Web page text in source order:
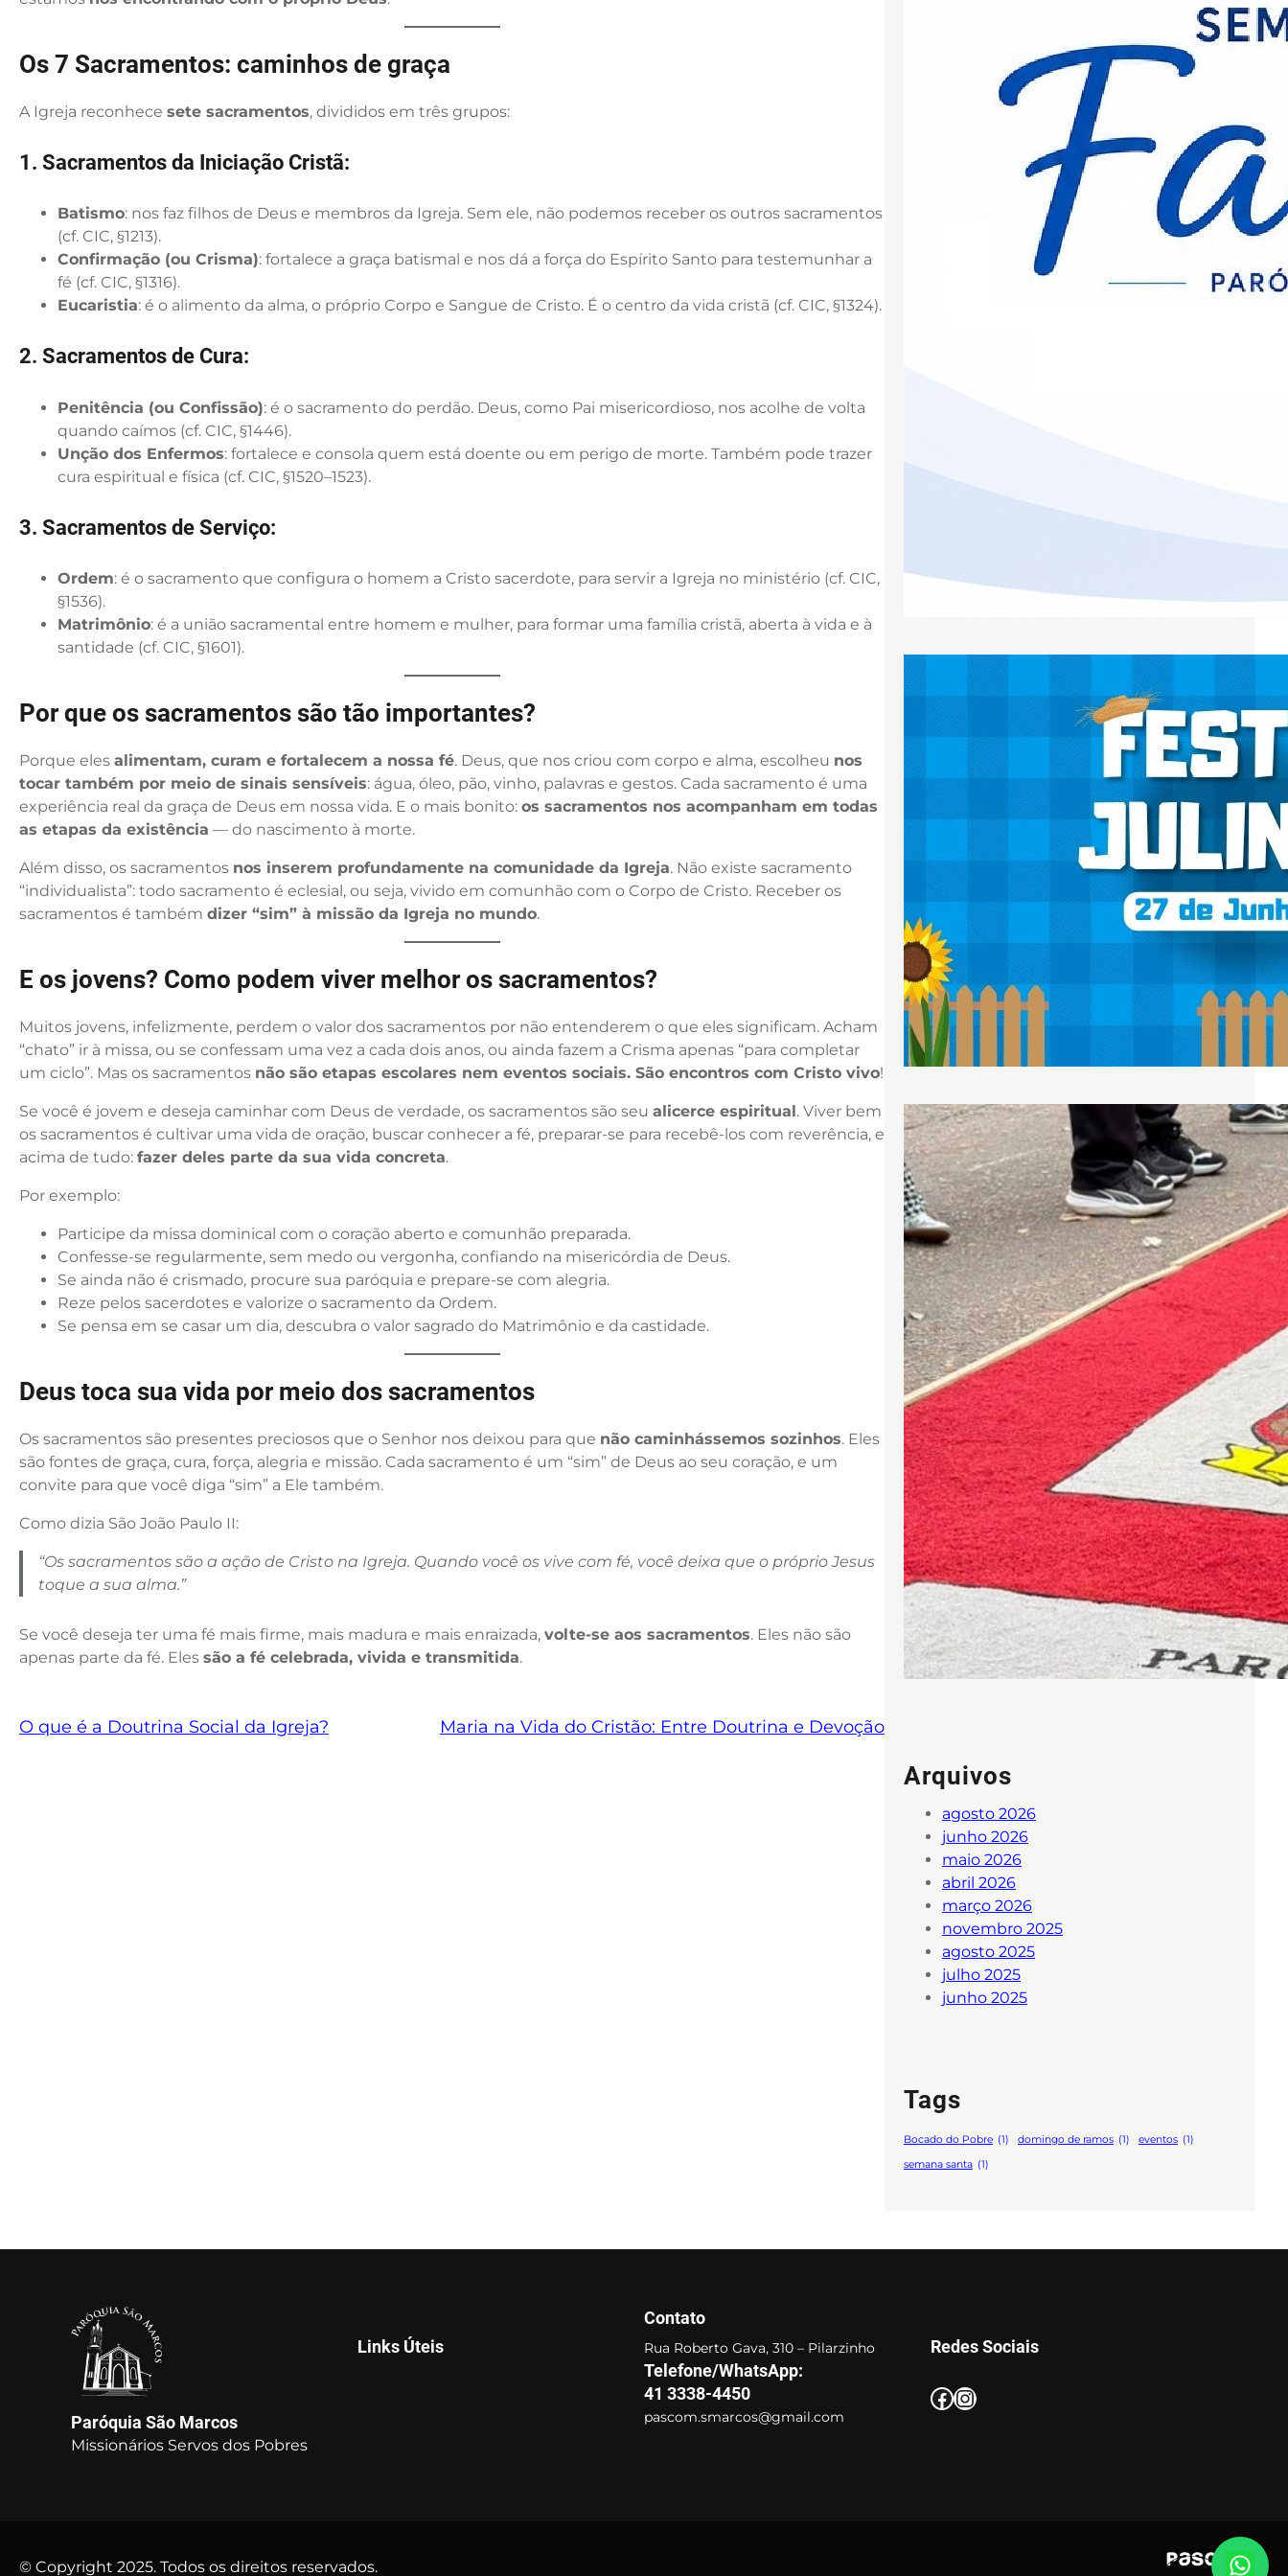
Os 7 Sacramentos: caminhos de graça
A Igreja reconhece sete sacramentos, divididos em três grupos:
1. Sacramentos da Iniciação Cristã:
Batismo: nos faz filhos de Deus e membros da Igreja. Sem ele, não podemos receber os outros sacramentos
(cf. CIC, §1213).
Confirmação (ou Crisma): fortalece a graça batismal e nos dá a força do Espírito Santo para testemunhar a
fé (cf. CIC, §1316).
Eucaristia: é o alimento da alma, o próprio Corpo e Sangue de Cristo. É o centro da vida cristã (cf. CIC, §1324).
2. Sacramentos de Cura:
Penitência (ou Confissão): é o sacramento do perdão. Deus, como Pai misericordioso, nos acolhe de volta
quando caímos (cf. CIC, §1446).
Unção dos Enfermos: fortalece e consola quem está doente ou em perigo de morte. Também pode trazer
cura espiritual e física (cf. CIC, §1520–1523).
3. Sacramentos de Serviço:
Ordem: é o sacramento que configura o homem a Cristo sacerdote, para servir a Igreja no ministério (cf. CIC,
§1536).
Matrimônio: é a união sacramental entre homem e mulher, para formar uma família cristã, aberta à vida e à
santidade (cf. CIC, §1601).
Por que os sacramentos são tão importantes?
Porque eles alimentam, curam e fortalecem a nossa fé. Deus, que nos criou com corpo e alma, escolheu nos
tocar também por meio de sinais sensíveis: água, óleo, pão, vinho, palavras e gestos. Cada sacramento é uma
experiência real da graça de Deus em nossa vida. E o mais bonito: os sacramentos nos acompanham em todas
as etapas da existência — do nascimento à morte.
Além disso, os sacramentos nos inserem profundamente na comunidade da Igreja. Não existe sacramento
“individualista”: todo sacramento é eclesial, ou seja, vivido em comunhão com o Corpo de Cristo. Receber os
sacramentos é também dizer “sim” à missão da Igreja no mundo.
E os jovens? Como podem viver melhor os sacramentos?
Muitos jovens, infelizmente, perdem o valor dos sacramentos por não entenderem o que eles significam. Acham
“chato” ir à missa, ou se confessam uma vez a cada dois anos, ou ainda fazem a Crisma apenas “para completar
um ciclo”. Mas os sacramentos não são etapas escolares nem eventos sociais. São encontros com Cristo vivo!
Se você é jovem e deseja caminhar com Deus de verdade, os sacramentos são seu alicerce espiritual . Viver bem
os sacramentos é cultivar uma vida de oração, buscar conhecer a fé, preparar-se para recebê-los com reverência, e
acima de tudo: fazer deles parte da sua vida concreta.
Por exemplo:
Participe da missa dominical com o coração aberto e comunhão preparada.
Confesse-se regularmente, sem medo ou vergonha, confiando na misericórdia de Deus.
Se ainda não é crismado, procure sua paróquia e prepare-se com alegria.
Reze pelos sacerdotes e valorize o sacramento da Ordem.
Se pensa em se casar um dia, descubra o valor sagrado do Matrimônio e da castidade.
Deus toca sua vida por meio dos sacramentos
Os sacramentos são presentes preciosos que o Senhor nos deixou para que não caminhássemos sozinhos. Eles
são fontes de graça, cura, força, alegria e missão. Cada sacramento é um “sim” de Deus ao seu coração, e um
convite para que você diga “sim” a Ele também.
Como dizia São João Paulo II:
“Os sacramentos são a ação de Cristo na Igreja. Quando você os vive com fé, você deixa que o próprio Jesus
toque a sua alma.”
Se você deseja ter uma fé mais firme, mais madura e mais enraizada, volte-se aos sacramentos. Eles não são
apenas parte da fé. Eles são a fé celebrada, vivida e transmitida.
O que é a Doutrina Social da Igreja? Maria na Vida do Cristão: Entre Doutrina e Devoção
promovidas pela Pastoral Familiar e
incluem celebrações, palestras,
momentos de oração e
convivência, além de ações
preparatórias nas comunidades. A
abertura solene das atividades será
conduzida pela Arquidiocese de
Curitiba no…
Paróquia São Marcos promove festa
junina no dia 27 de junho
A Paróquia São Marcos se prepara
para celebrar mais uma festa
junina. A confraternização será
realizada no dia 27 de junho, a partir
das 16h, reunindo famílias,
paroquianos e moradores do
Pilarzinho em uma tarde de
convivência, fé e celebração. A
programação será dedicada aos
santos juninos Santo Antônio, São
João Batista e São Pedro,…
Paróquia São Marcos vive Corpus
Christi com celebração da Eucaristia e
participação nos tapetes da cidade
Diante de Jesus Eucarístico, os fiéis
da Paróquia São Marcos iniciaram a
Solenidade de Corpus Christi
vivendo um intenso momento de
oração e comunhão com o
Santíssimo Sacramento. A
celebração teve início na manhã de
4 de junho, na igreja matriz, com a
Santa Missa presidida pelo padre
Leandro Pereira, que conduziu os
presentes a…
Arquivos
agosto 2026
junho 2026
maio 2026
abril 2026
março 2026
novembro 2025
agosto 2025
julho 2025
junho 2025
Tags
Bocado do Pobre (1) domingo de ramos (1) eventos (1)
semana santa (1)
Paróquia São Marcos
Missionários Servos dos Pobres
Links Úteis
Contato
Rua Roberto Gava, 310 – Pilarzinho
Telefone/WhatsApp:
41 3338-4450
pascom.smarcos@gmail.com
Redes Sociais
Facebook Instagram
© Copyright 2025. Todos os direitos reservados.